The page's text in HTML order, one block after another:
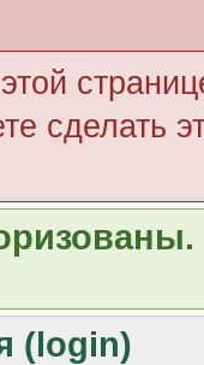
сделать
(login)